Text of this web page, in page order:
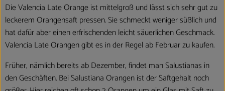
Die Valencia Late Orange ist mittelgroß und lässt sich sehr gut zu
leckerem Orangensaft pressen. Sie schmeckt weniger süßlich und
hat dafür aber einen erfrischenden leicht säuerlichen Geschmack.
Valencia Late Orangen gibt es in der Regel ab Februar zu kaufen.
Früher, nämlich bereits ab Dezember, findet man Salustianas in
den Geschäften. Bei Salustiana Orangen ist der Saftgehalt noch